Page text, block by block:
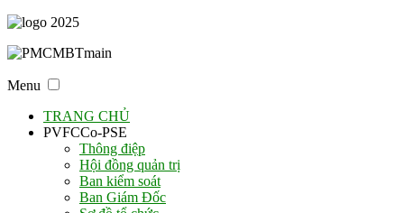
Menu
TRANG CHỦ
PVFCCo-PSE
Thông điệp
Hội đồng quản trị
Ban kiểm soát
Ban Giám Đốc